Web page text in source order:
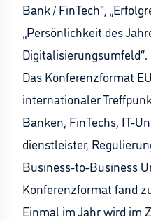
Bank / FinTech“,
„Persönlichkeit des
Digitalisierungsumfeld“.
Das Konferenzformat
internationaler
Banken, FinTechs, IT-
dienstleister,
Business-to-Business
Konferenzformat fand
Einmal im Jahr wird im